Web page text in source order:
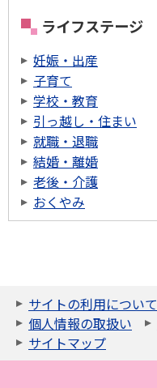
ライフステージ
妊娠・出産
子育て
学校・教育
引っ越し・住まい
就職・退職
結婚・離婚
老後・介護
おくやみ
サイトの利用について
個人情報の取扱い
サイトマップ